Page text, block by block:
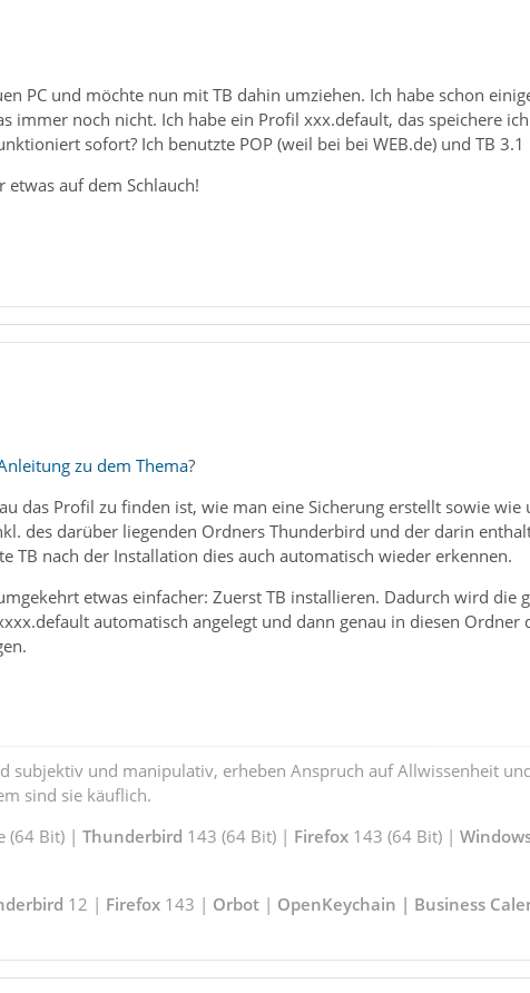
PC und möchte nun mit TB dahin umziehen. Ich habe schon
immer noch nicht. Ich habe ein Profil xxx.default, das speichere
sofort? Ich benutzte POP (weil bei bei WEB.de) und TB 3.1
etwas auf dem Schlauch!
zu dem Thema?
das Profil zu finden ist, wie man eine Sicherung erstellt sowie
des darüber liegenden Ordners Thunderbird und der darin
TB nach der Installation dies auch automatisch wieder erkennen.
etwas einfacher: Zuerst TB installieren. Dadurch wird die
automatisch angelegt und dann genau in diesen Ordner
subjektiv und manipulativ, erheben Anspruch auf Allwissenheit
sind sie käuflich.
(64 Bit) | Thunderbird 143 (64 Bit) | Firefox143 (64 Bit) |
12 | Firefox143 | Orbot| OpenKeychain | Business